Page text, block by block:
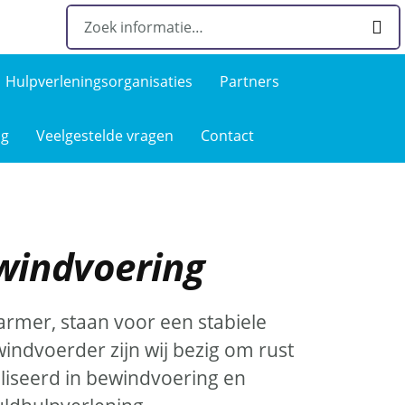
Hulpverlenings­organisaties Partners
Veelgestelde­ vragen Contact
staan voor een stabiele
zijn wij bezig om rust
in bewindvoering en